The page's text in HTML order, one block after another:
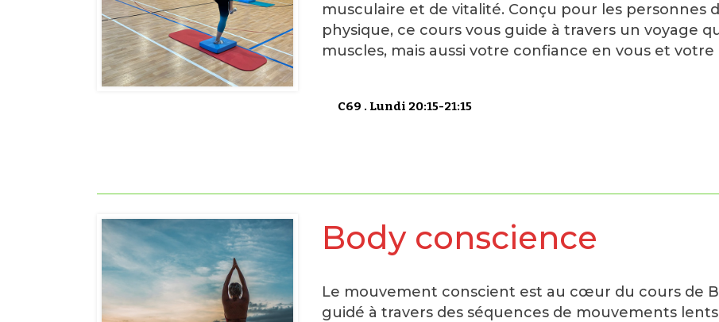
musculaire et de vitalité. Conçu pour les personnes
physique, ce cours vous guide à travers un voyage
muscles, mais aussi votre confiance en vous et
C69 . Lundi 20:15-21:15
Body conscience
Le mouvement conscient est au cœur du cours de
guidé à travers des séquences de mouvements